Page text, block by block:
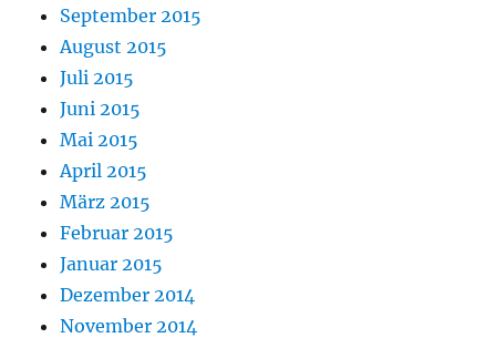
September 2015
August 2015
Juli 2015
Juni 2015
Mai 2015
April 2015
März 2015
Februar 2015
Januar 2015
Dezember 2014
November 2014